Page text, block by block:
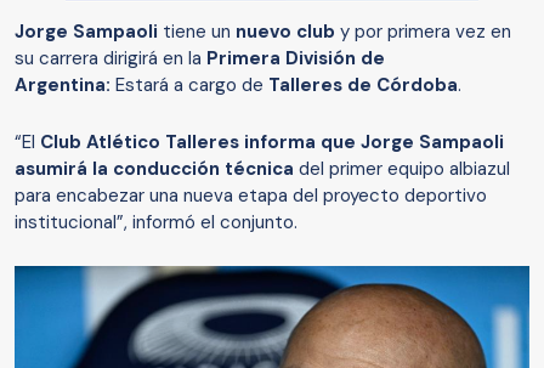
Jorge Sampaoli tiene un nuevo club y por primera vez en
su carrera dirigirá en la Primera División de
Argentina: Estará a cargo de Talleres de Córdoba.
“El Club Atlético Talleres informa que Jorge Sampaoli
asumirá la conducción técnica del primer equipo albiazul
para encabezar una nueva etapa del proyecto deportivo
institucional”, informó el conjunto.